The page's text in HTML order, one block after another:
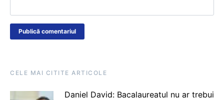
CELE MAI CITITE ARTICOLE
Daniel David: Bacalaureatul nu ar trebui